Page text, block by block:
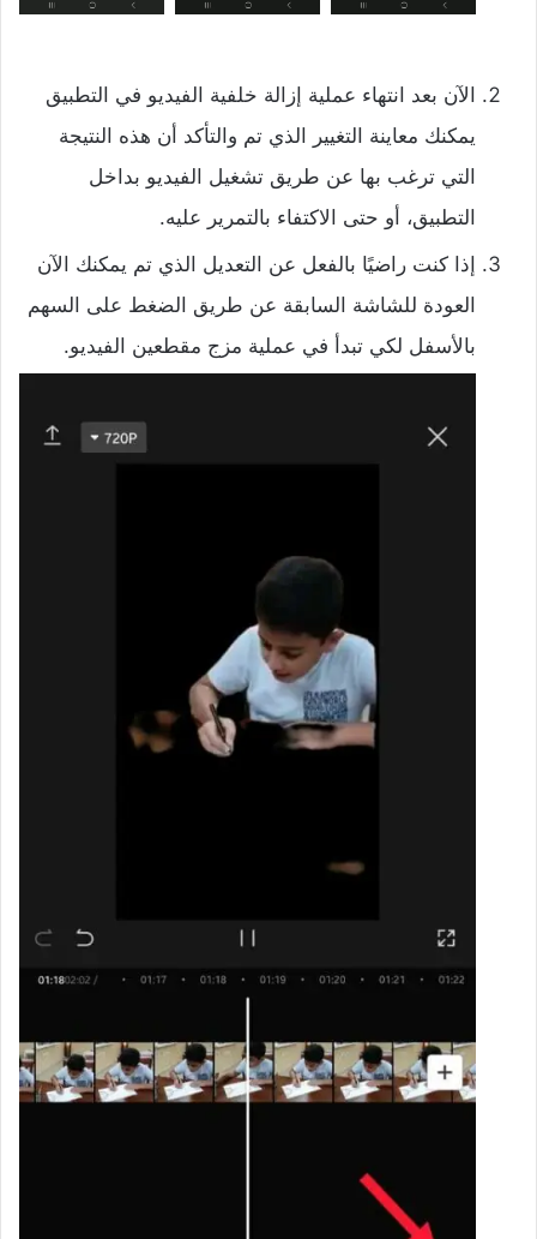
الآن بعد انتهاء عملية إزالة خلفية الفيديو في التطبيق
يمكنك معاينة التغيير الذي تم والتأكد أن هذه النتيجة
التي ترغب بها عن طريق تشغيل الفيديو بداخل
التطبيق، أو حتى الاكتفاء بالتمرير عليه.
إذا كنت راضيًا بالفعل عن التعديل الذي تم يمكنك الآن
العودة للشاشة السابقة عن طريق الضغط على السهم
بالأسفل لكي تبدأ في عملية مزج مقطعين الفيديو.